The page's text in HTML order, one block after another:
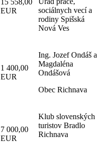
EUR
sociálnych vecí a
rodiny Spišská
Nová Ves
1 400,00
EUR
Ing. Jozef Ondáš a
Magdaléna
Ondášová
Obec Richnava
7 000,00
EUR
Klub slovenských
turistov Bradlo
Richnava